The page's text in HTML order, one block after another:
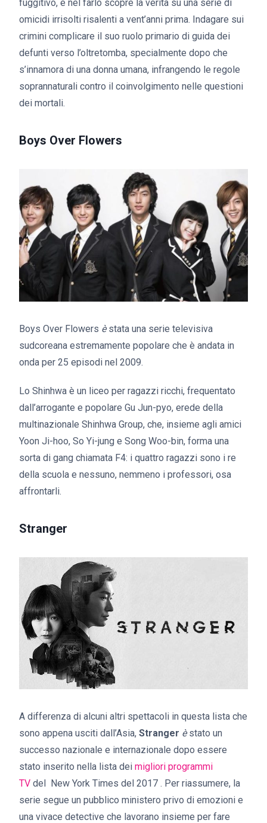
fuggitivo, e nel farlo scopre la verità su una serie di
omicidi irrisolti risalenti a vent’anni prima. Indagare sui
crimini complicare il suo ruolo primario di guida dei
defunti verso l’oltretomba, specialmente dopo che
s’innamora di una donna umana, infrangendo le regole
soprannaturali contro il coinvolgimento nelle questioni
dei mortali.
Boys Over Flowers
Boys Over Flowers èstata una serie televisiva
sudcoreana estremamente popolare che è andata in
onda per 25 episodi nel 2009.
Lo Shinhwa è un liceo per ragazzi ricchi, frequentato
dall’arrogante e popolare Gu Jun-pyo, erede della
multinazionale Shinhwa Group, che, insieme agli amici
Yoon Ji-hoo, So Yi-jung e Song Woo-bin, forma una
sorta di gang chiamata F4: i quattro ragazzi sono i re
della scuola e nessuno, nemmeno i professori, osa
affrontarli.
Stranger
A differenza di alcuni altri spettacoli in questa lista che
sono appena usciti dall’Asia, Stranger èstato un
successo nazionale e internazionale dopo essere
stato inserito nella lista dei migliori programmi
TV del New York Times del 2017 . Per riassumere, la
serie segue un pubblico ministero privo di emozioni e
una vivace detective che lavorano insieme per fare